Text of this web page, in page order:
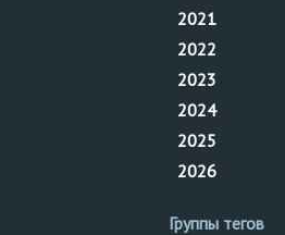
2021
2022
2023
2024
2025
2026
Группы тегов